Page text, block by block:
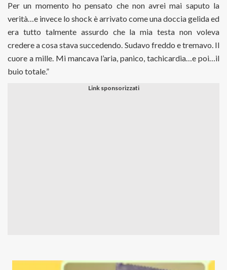
Per un momento ho pensato che non avrei mai saputo la
verità…e invece lo shock è arrivato come una doccia gelida ed
era tutto talmente assurdo che la mia testa non voleva
credere a cosa stava succedendo. Sudavo freddo e tremavo. Il
cuore a mille. Mi mancava l’aria, panico, tachicardia…e poi…il
buio totale.”